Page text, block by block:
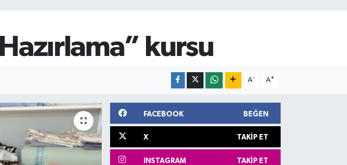
kursu
A- A+
FACEBOOK BEĞEN
X TAKIP ET
INSTAGRAM TAKIP ET